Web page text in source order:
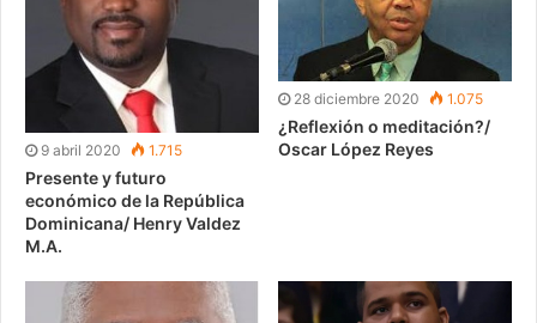
9 abril 2020 1.715
Presente y futuro
económico de la República
Dominicana/ Henry Valdez
M.A.
28 diciembre 2020 1.075
¿Reflexión o meditación?/
Oscar López Reyes